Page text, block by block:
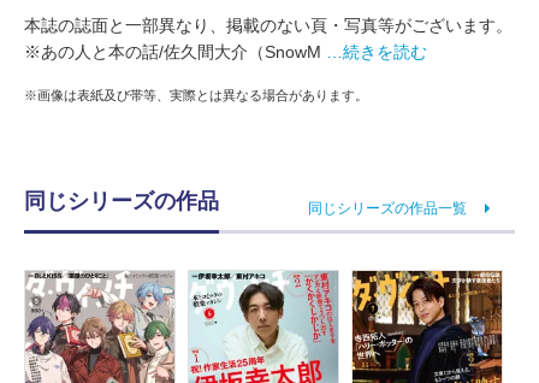
本誌の誌面と一部異なり、掲載のない頁・写真等がございます。
※あの人と本の話/佐久間大介（SnowM
…続きを読む
※画像は表紙及び帯等、実際とは異なる場合があります。
同じシリーズの作品 同じシリーズの作品一覧